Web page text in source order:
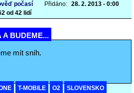
počasí Přidáno: 28. 2. 2013 - 0:00
od 42 lidí
A BUDEME...
mít sníh.
T-MOBILE O2 SLOVENSKO